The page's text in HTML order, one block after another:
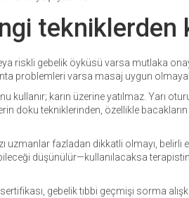
tekniklerden
riskli gebelik öyküsü varsa mutlaka
problemleri varsa masaj uygun
karın üzerine yatılmaz. Yarı
doku tekniklerinden, özellikle bacakların
uzmanlar fazladan dikkatli olmayı, belirli
düşünülür—kullanılacaksa
gebelik tıbbi geçmişi sorma